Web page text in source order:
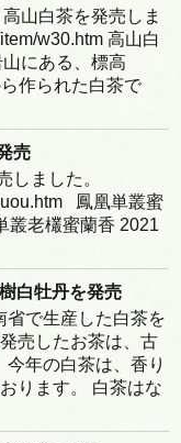
山白茶を発売しま
w30.htm 高山白
にある、標高
作られた白茶で
売
しました。
鳳凰単叢蜜
叢老欉蜜蘭香 2021
白牡丹を発売
省で生産した白茶を
売したお茶は、古
年の白茶は、香り
ります。 白茶はな